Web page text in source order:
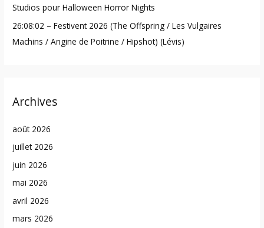
Studios pour Halloween Horror Nights
26:08:02 – Festivent 2026 (The Offspring / Les Vulgaires
Machins / Angine de Poitrine / Hipshot) (Lévis)
Archives
août 2026
juillet 2026
juin 2026
mai 2026
avril 2026
mars 2026